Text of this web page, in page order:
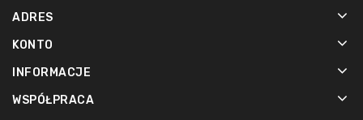
ADRES
KONTO
INFORMACJE
WSPÓŁPRACA